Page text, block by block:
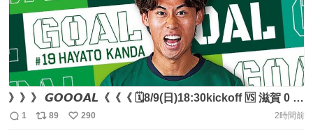
》》》 𝙂𝙊𝙊𝙊𝘼𝙇《《《 🗓8/9(日)18:30kickoff 🆚 滋賀 0 -
1 岐阜 ⚽️ #閑田隼人 #FC岐阜 #Aimhigh 【広報】
返
1
リ
89
い
290 2時間前